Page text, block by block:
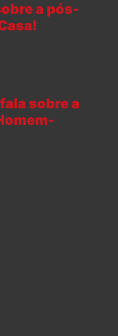
a pós-
sobre a